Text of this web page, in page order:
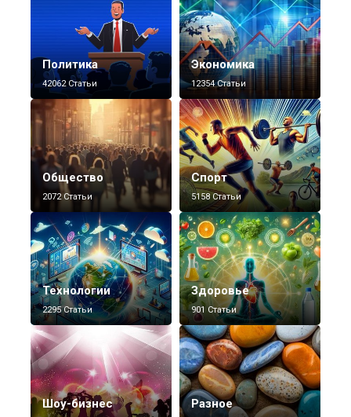
Политика
42062 Статьи
Экономика
12354 Статьи
Общество
2072 Статьи
Спорт
5158 Статьи
Технологии
2295 Статьи
Здоровье
901 Статьи
Шоу-бизнес Разное